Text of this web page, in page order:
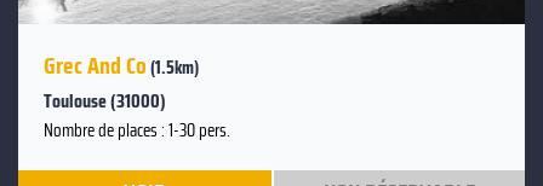
Grec And Co(1.5km)
Toulouse (31000)
Nombre de places : 1-30 pers.